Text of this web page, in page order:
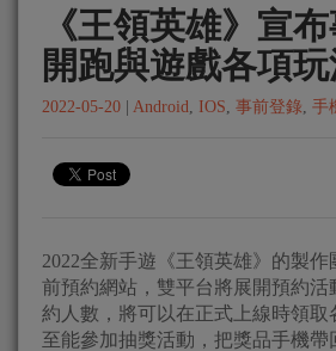
《王領英雄》宣
開跑與遊戲各項
2022-05-20 Android, IOS, 事前登錄, 手
2022全新手遊《王領英雄》的製
前預約網站，雙平台將展開預約活
約人數，將可以在正式上線時領取
至能參加抽獎活動，把獎品手機帶